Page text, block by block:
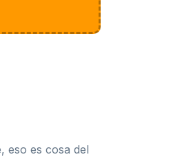
eso es cosa del